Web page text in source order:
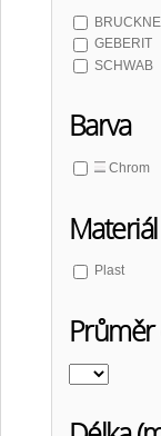
GEBERIT
SCHWAB
Barva
Chrom
Materiál
Plast